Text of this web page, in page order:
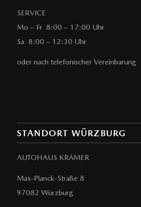
SERVICE
Mo – Fr 8:00 – 17:00 Uhr
Sa 8:00 – 12:30 Uhr
oder nach telefonischer Vereinbarung
STANDORT WÜRZBURG
AUTOHAUS KRÄMER
Max-Planck-Straße 8
97082 Würzburg